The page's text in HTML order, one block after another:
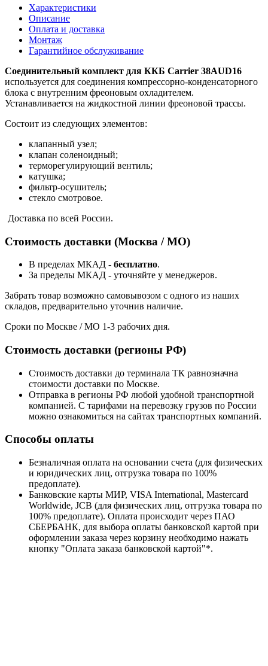
Характеристики
Описание
Оплата и доставка
Монтаж
Гарантийное обслуживание
Соединительный комплект для ККБ Carrier 38AUD16
используется для соединения компрессорно-конденсаторного
блока с внутренним фреоновым охладителем.
Устанавливается на жидкостной линии фреоновой трассы.
Состоит из следующих элементов:
клапанный узел;
клапан соленоидный;
терморегулирующий вентиль;
катушка;
фильтр-осушитель;
стекло смотровое.
Доставка по всей России.
Стоимость доставки (Москва / МО)
В пределах МКАД - бесплатно.
За пределы МКАД - уточняйте у менеджеров.
Забрать товар возможно самовывозом с одного из наших
складов, предварительно уточнив наличие.
Сроки по Москве / МО 1-3 рабочих дня.
Стоимость доставки (регионы РФ)
Стоимость доставки до терминала ТК равнозначна
стоимости доставки по Москве.
Отправка в регионы РФ любой удобной транспортной
компанией. С тарифами на перевозку грузов по России
можно ознакомиться на сайтах транспортных компаний.
Способы оплаты
Безналичная оплата на основании счета (для физических
и юридических лиц, отгрузка товара по 100%
предоплате).
Банковские карты МИР, VISA International, Mastercard
Worldwide, JCB (для физических лиц, отгрузка товара по
100% предоплате). Оплата происходит через ПАО
СБЕРБАНК, для выбора оплаты банковской картой при
оформлении заказа через корзину необходимо нажать
кнопку "Оплата заказа банковской картой"*.